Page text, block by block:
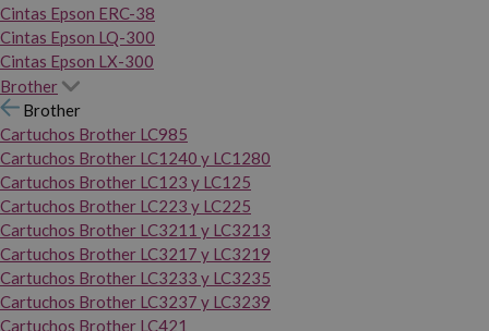
Cintas Epson ERC-38
Cintas Epson LQ-300
Cintas Epson LX-300
Brother
Brother
Cartuchos Brother LC985
Cartuchos Brother LC1240 y LC1280
Cartuchos Brother LC123 y LC125
Cartuchos Brother LC223 y LC225
Cartuchos Brother LC3211 y LC3213
Cartuchos Brother LC3217 y LC3219
Cartuchos Brother LC3233 y LC3235
Cartuchos Brother LC3237 y LC3239
Cartuchos Brother LC421